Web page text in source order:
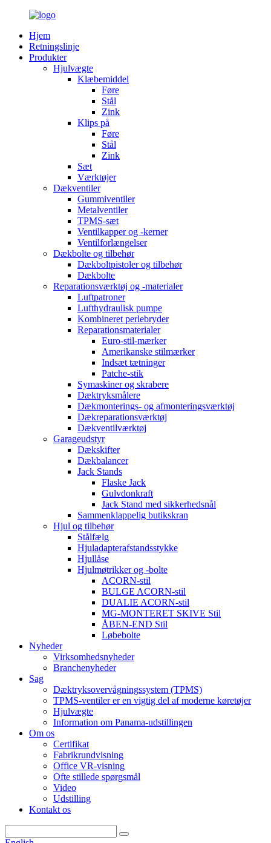
Hjem
Retningslinje
Produkter
Hjulvægte
Klæbemiddel
Føre
Stål
Zink
Klips på
Føre
Stål
Zink
Sæt
Værktøjer
Dækventiler
Gummiventiler
Metalventiler
TPMS-sæt
Ventilkapper og -kerner
Ventilforlængelser
Dækbolte og tilbehør
Dækboltpistoler og tilbehør
Dækbolte
Reparationsværktøj og -materialer
Luftpatroner
Lufthydraulisk pumpe
Kombineret perlebryder
Reparationsmaterialer
Euro-stil-mærker
Amerikanske stilmærker
Indsæt tætninger
Patche-stik
Symaskiner og skrabere
Dæktryksmålere
Dækmonterings- og afmonteringsværktøj
Dækreparationsværktøj
Dækventilværktøj
Garageudstyr
Dækskifter
Dækbalancer
Jack Stands
Flaske Jack
Gulvdonkraft
Jack Stand med sikkerhedsnål
Sammenklappelig butikskran
Hjul og tilbehør
Stålfælg
Hjuladapterafstandsstykke
Hjullåse
Hjulmøtrikker og -bolte
ACORN-stil
BULGE ACORN-stil
DUALIE ACORN-stil
MG-MONTERET SKIVE Stil
ÅBEN-END Stil
Løbebolte
Nyheder
Virksomhedsnyheder
Branchenyheder
Sag
Dæktryksovervågningssystem (TPMS)
TPMS-ventiler er en vigtig del af moderne køretøjer
Hjulvægte
Information om Panama-udstillingen
Om os
Certifikat
Fabrikrundvisning
Office VR-visning
Ofte stillede spørgsmål
Video
Udstilling
Kontakt os